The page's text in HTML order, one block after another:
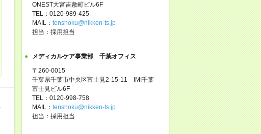
ONEST大宮吉敷町ビル6F
TEL：0120-989-425
MAIL： tenshoku@nikken-ts.jp
担当：採用担当
メディカルケア事業部 千葉オフィス
〒260-0015
千葉県千葉市中央区富士見2-15-11 IMI千葉
富士見ビル6F
TEL：0120-998-758
MAIL： tenshoku@nikken-ts.jp
担当：採用担当